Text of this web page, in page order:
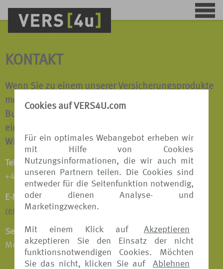
Cookies auf VERS4U.com
Für ein optimales Webangebot erheben wir
mit Hilfe von Cookies
Nutzungsinformationen, die wir auch mit
unseren Partnern teilen. Die Cookies sind
entweder für die Seitenfunktion notwendig,
oder dienen Analyse- und
Marketingzwecken.
Mit einem Klick auf
Akzeptieren
akzeptieren Sie den Einsatz der nicht
funktionsnotwendigen Cookies. Möchten
Sie das nicht, klicken Sie auf
Ablehnen
KONTAKT
Wenn Sie zu einem unserer Versicherungsprodukte
mehr erfahren möchten oder wir Ihnen bei einer
Buchung behilflich sein dürfen, sprechen Sie uns
einfach an.
Wir beraten Sie gerne!
Telefon:
+49 511 8798 9809
E-Mail:
reiseversicherungen@tui.de
Servicezeiten:
Montag - Freitag: 09:00 - 16:00 Uhr